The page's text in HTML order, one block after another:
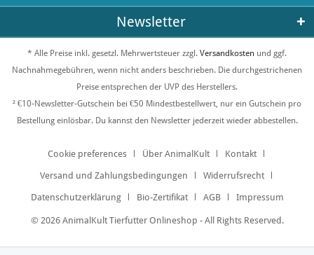
Newsletter
* Alle Preise inkl. gesetzl. Mehrwertsteuer zzgl. Versandkosten und ggf.
Nachnahmegebühren, wenn nicht anders beschrieben. Die durchgestrichenen
Preise entsprechen der UVP des Herstellers.
² €10-Newsletter-Gutschein bei €50 Mindestbestellwert, nur ein Gutschein pro
Bestellung einlösbar. Du kannst den Newsletter jederzeit wieder abbestellen.
Cookie preferences Über AnimalKult Kontakt
Versand und Zahlungsbedingungen Widerrufsrecht
Datenschutzerklärung Bio-Zertifikat AGB Impressum
© 2026 AnimalKult Tierfutter Onlineshop - All Rights Reserved.